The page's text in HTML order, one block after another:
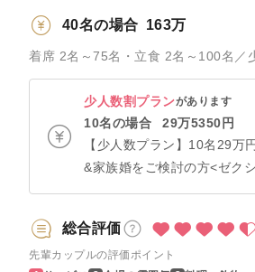
40名の場合 163万
着席 2名～75名・立食 2名～100名／
少人数割プランがあります
10名の場合
29万5350円
【少人数プラン】10名29
&家族婚をご検討の方<ゼク
総合評価
先輩カップルの評価ポイント